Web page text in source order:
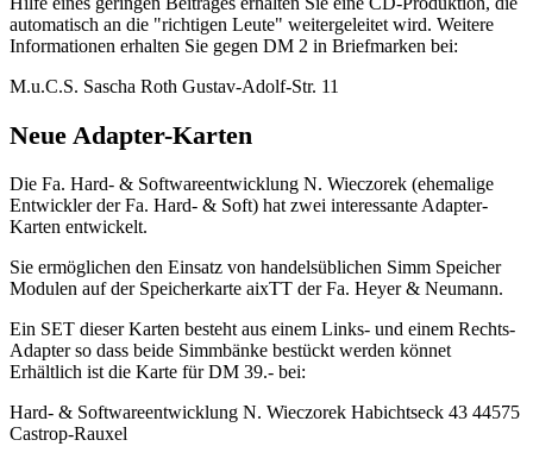
automatisch an die "richtigen Leute" weitergeleitet wird. Weitere
Informationen erhalten Sie gegen DM 2 in Briefmarken bei:
M.u.C.S. Sascha Roth Gustav-Adolf-Str. 11
Neue Adapter-Karten
Die Fa. Hard- & Softwareentwicklung N. Wieczorek (ehemalige
Entwickler der Fa. Hard- & Soft) hat zwei interessante Adapter-
Karten entwickelt.
Sie ermöglichen den Einsatz von handelsüblichen Simm Speicher
Modulen auf der Speicherkarte aixTT der Fa. Heyer & Neumann.
Ein SET dieser Karten besteht aus einem Links- und einem Rechts-
Adapter so dass beide Simmbänke bestückt werden könnet
Erhältlich ist die Karte für DM 39.- bei:
Hard- & Softwareentwicklung N. Wieczorek Habichtseck 43 44575
Castrop-Rauxel